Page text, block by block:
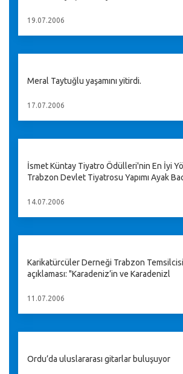
19.07.2006
Meral Taytuğlu yaşamını yitirdi.
17.07.2006
İsmet Küntay Tiyatro Ödülleri'nin En İyi
Trabzon Devlet Tiyatrosu Yapımı Ayak
14.07.2006
Karikatürcüler Derneği Trabzon Temsilcisi
açıklaması: "Karadeniz’in ve Karadenizl
11.07.2006
Ordu’da uluslararası gitarlar buluşuyor